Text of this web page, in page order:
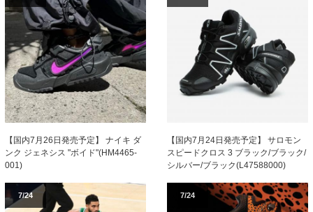
【国内7月26日発売予定】 ナイキ ダ
ンク ジェネシス "ボイド"(HM4465-
001)
【国内7月24日発売予定】 サロモン
スピードクロス 3 ブラック/ブラック/
シルバー/ブラック(L47588000)
7/24 7/24